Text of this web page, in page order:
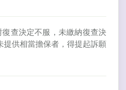
復查決定不服，未繳納復查決
提供相當擔保者，得提起訴願